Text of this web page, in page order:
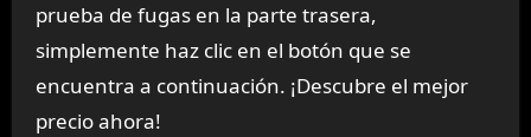
prueba de fugas en la parte trasera,
simplemente haz clic en el botón que se
encuentra a continuación. ¡Descubre el mejor
precio ahora!